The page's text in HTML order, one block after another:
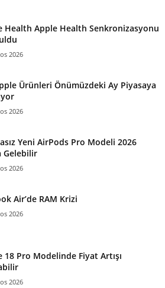
Health Apple Health Senkronizasyonu
2026
Ürünleri Önümüzdeki Ay Piyasaya
2026
Yeni AirPods Pro Modeli 2026
Gelebilir
2026
Air’de RAM Krizi
2026
18 Pro Modelinde Fiyat Artışı
2026